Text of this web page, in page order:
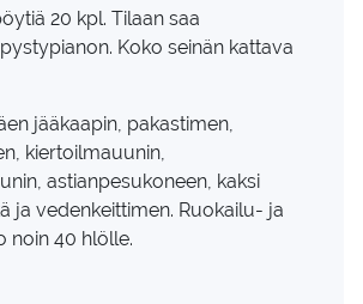
20 kpl. Tilaan saa
Koko seinän kattava
jääkaapin, pakastimen,
kiertoilmauunin,
astianpesukoneen, kaksi
ja vedenkeittimen. Ruokailu- ja
noin 40 hlölle.